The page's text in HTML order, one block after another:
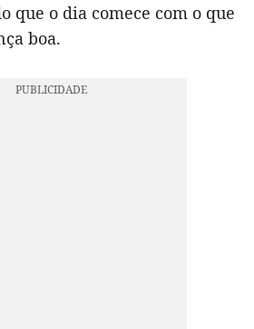
que o dia comece com o que
boa.